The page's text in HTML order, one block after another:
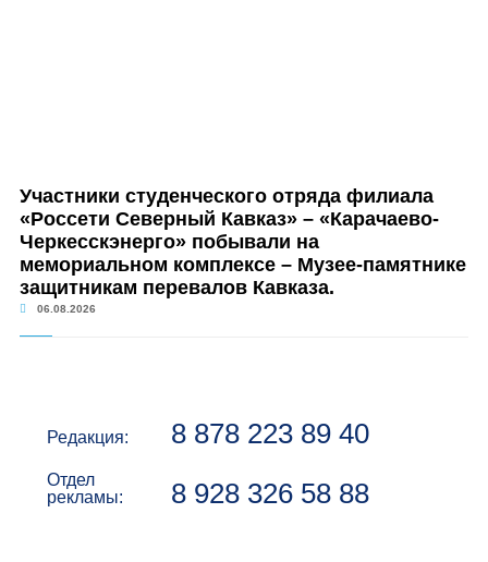
Участники студенческого отряда филиала
«Россети Северный Кавказ» – «Карачаево-
Черкесскэнерго» побывали на
мемориальном комплексе – Музее-памятнике
защитникам перевалов Кавказа.
06.08.2026
Редакция: 8 878 223 89 40
Отдел
рекламы:
8 928 326 58 88